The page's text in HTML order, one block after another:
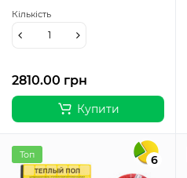
2810.00 грн
Кількість
Купити
6
Топ